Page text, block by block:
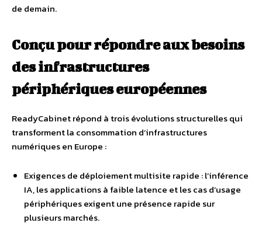
de demain.
Conçu pour répondre aux besoins
des infrastructures
périphériques européennes
ReadyCabinet répond à trois évolutions structurelles qui
transforment la consommation d’infrastructures
numériques en Europe :
Exigences de déploiement multisite rapide : l’inférence
IA, les applications à faible latence et les cas d’usage
périphériques exigent une présence rapide sur
plusieurs marchés.